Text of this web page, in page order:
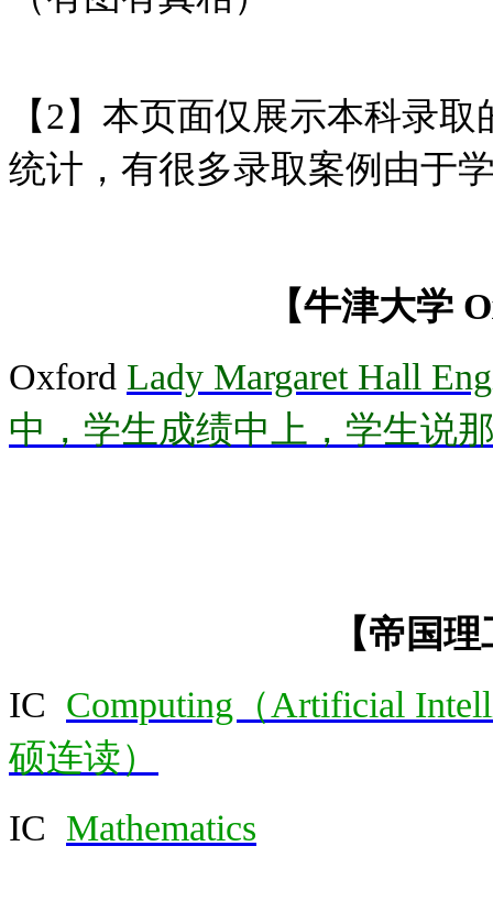
【2】本页面仅展示本科录
统计，有很多录取案例由于
【牛津大学
Oxford Lady Margaret Hall
中，学生成绩中上，学生说
【帝国
IC Computing（Artificial
硕连读）
IC Mathematics